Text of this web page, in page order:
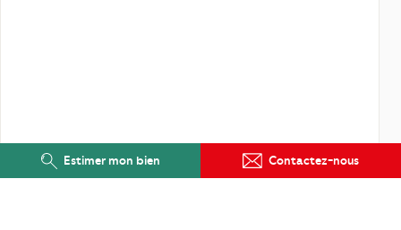
Contactez-nous
Estimer mon bien